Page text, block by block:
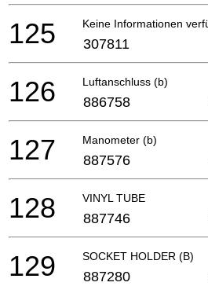
Keine Informationen
125 307811
Luftanschluss (b)
126 886758
Manometer (b)
127 887576
VINYL TUBE
128 887746
SOCKET HOLDER (B)
129 887280